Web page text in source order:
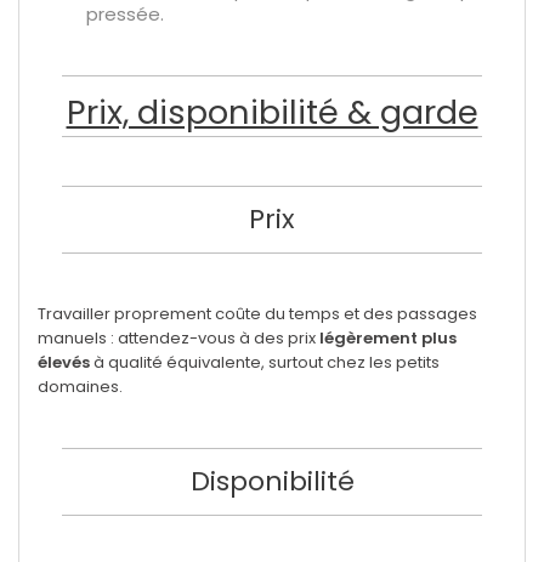
pressée.
Prix, disponibilité & garde
Prix
Travailler proprement coûte du temps et des passages
manuels : attendez-vous à des prix légèrement plus
élevésà qualité équivalente, surtout chez les petits
domaines.
Disponibilité